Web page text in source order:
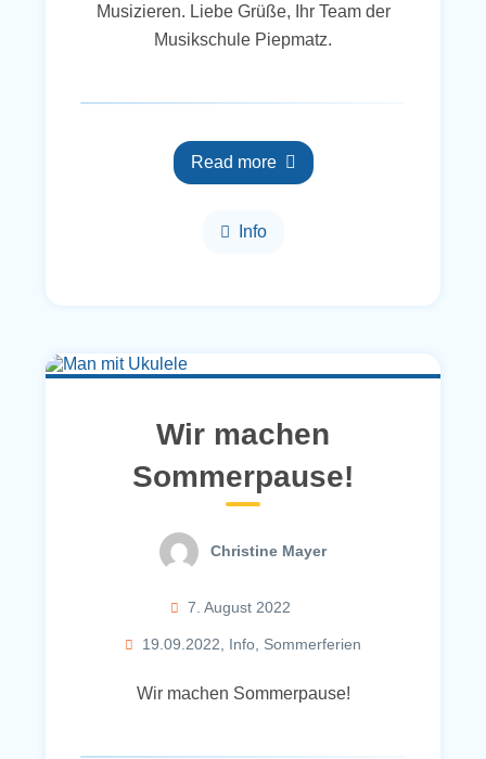
Musizieren. Liebe Grüße, Ihr Team der
Musikschule Piepmatz.
Read more
Info
Wir machen
Sommerpause!
Christine Mayer
7. August 2022
19.09.2022 Info Sommerferien
Wir machen Sommerpause!